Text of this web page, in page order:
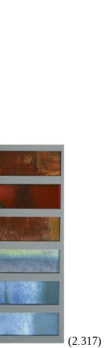
(2.317)